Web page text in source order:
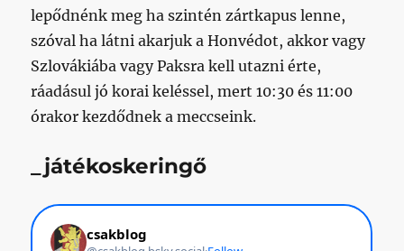
lepődnénk meg ha szintén zártkapus lenne,
szóval ha látni akarjuk a Honvédot, akkor vagy
Szlovákiába vagy Paksra kell utazni érte,
ráadásul jó korai keléssel, mert 10:30 és 11:00
órakor kezdődnek a meccseink.
_játékoskeringő